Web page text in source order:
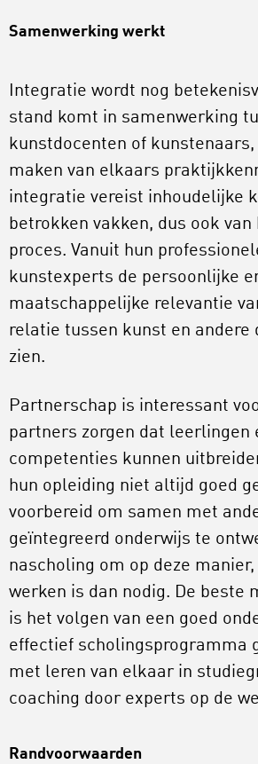
Samenwerking werkt
Integratie wordt nog
stand komt in samenwerking
kunstdocenten of
maken van elkaars
integratie vereist inhoudelijke
betrokken vakken, dus ook
proces. Vanuit hun
kunstexperts de persoonlijke
maatschappelijke relevantie
relatie tussen kunst en andere
zien.
Partnerschap is interessant
partners zorgen dat leerlingen
competenties kunnen
hun opleiding niet altijd goed
voorbereid om samen met
geïntegreerd onderwijs te
nascholing om op deze
werken is dan nodig. De beste
is het volgen van een goed
effectief scholingsprogramma
met leren van elkaar in
coaching door experts op de
Randvoorwaarden